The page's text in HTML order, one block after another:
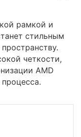
рамкой и
стильным
четкости,
AMD